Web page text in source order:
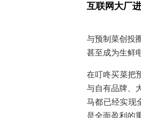
互联网大厂
与预制菜创投
甚至成为生鲜
在叮咚买菜把
与自有品牌、
马都已经实现
是全面盈利的